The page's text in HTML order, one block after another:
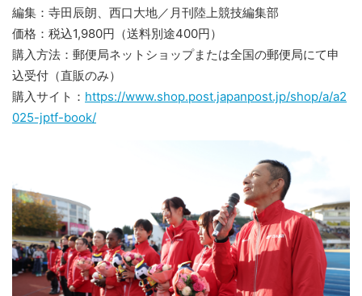
編集：寺田辰朗、西口大地／月刊陸上競技編集部
価格：税込1,980円（送料別途400円）
購入方法：郵便局ネットショップまたは全国の郵便局にて申
込受付（直販のみ）
購入サイト： https://www.shop.post.japanpost.jp/shop/a/a2
025-jptf-book/